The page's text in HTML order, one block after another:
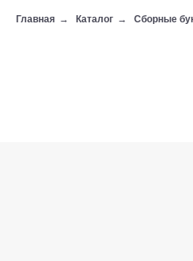
Главная → Каталог → Сборные